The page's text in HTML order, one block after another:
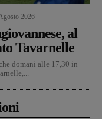
2026
al
Tavarnelle
domani alle 17,30 in